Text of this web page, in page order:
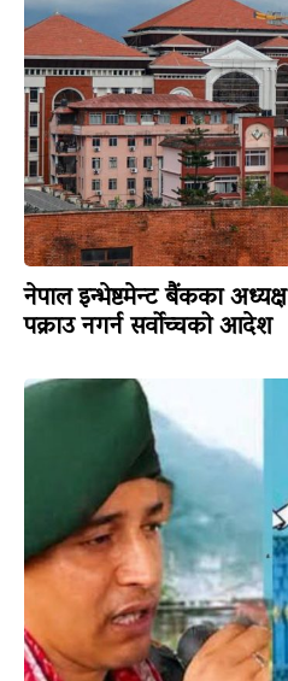
नेपाल इन्भेष्टमेन्ट बैंकका
पक्राउ नगर्न सर्वोच्चको आदेश